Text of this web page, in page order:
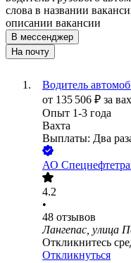
слова в названии
описании вакансии
В мессенджер
На почту
Водитель
от 135 506 ₽ за
Опыт 1-3 года
Вахта
Выплаты: Два
АО
4.2
•
48 отзывов
Лангепас, улица
Откликнитесь
Откликнуться